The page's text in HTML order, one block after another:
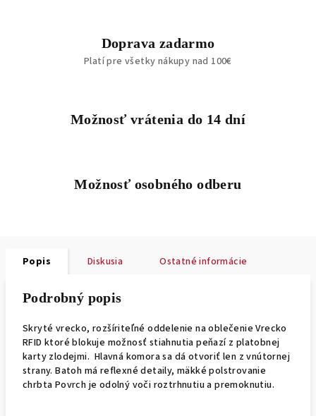
Doprava zadarmo
Platí pre všetky nákupy nad 100€
Možnosť vrátenia do 14 dní
Možnosť osobného odberu
Popis Diskusia Ostatné informácie
Podrobný popis
Skryté vrecko, rozšíriteľné oddelenie na oblečenie Vrecko
RFID ktoré blokuje možnosť stiahnutia peňazí z platobnej
karty zlodejmi. Hlavná komora sa dá otvoriť len z vnútornej
strany. Batoh má reflexné detaily, mäkké polstrovanie
chrbta Povrch je odolný voči roztrhnutiu a premoknutiu.